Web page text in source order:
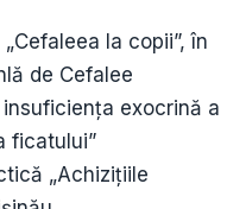
la copii”, în
de Cefalee
exocrină a
ficatului”
„Achizițiile